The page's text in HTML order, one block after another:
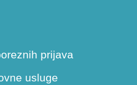
prijava
usluge